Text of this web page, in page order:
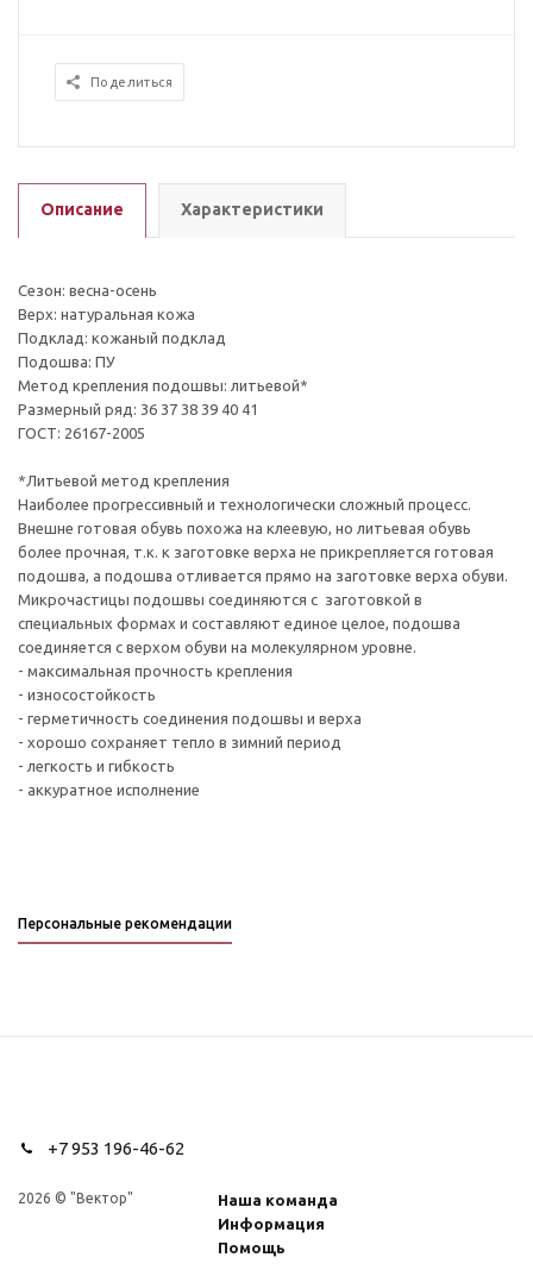
Поделиться
Описание Характеристики
Сезон: весна-осень
Верх: натуральная кожа
Подклад: кожаный подклад
Подошва: ПУ
Метод крепления подошвы: литьевой*
Размерный ряд: 36 37 38 39 40 41
ГОСТ: 26167-2005
*Литьевой метод крепления
Наиболее прогрессивный и технологически сложный процесс.
Внешне готовая обувь похожа на клеевую, но литьевая обувь
более прочная, т.к. к заготовке верха не прикрепляется готовая
подошва, а подошва отливается прямо на заготовке верха обуви.
Микрочастицы подошвы соединяются с заготовкой в
специальных формах и составляют единое целое, подошва
соединяется с верхом обуви на молекулярном уровне.
- максимальная прочность крепления
- износостойкость
- герметичность соединения подошвы и верха
- хорошо сохраняет тепло в зимний период
- легкость и гибкость
- аккуратное исполнение
Персональные рекомендации
+7 953 196-46-62
2026 © "Вектор"
Наша команда
Информация
Помощь